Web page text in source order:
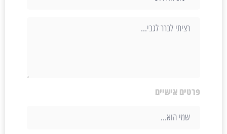
פרטים אישיים